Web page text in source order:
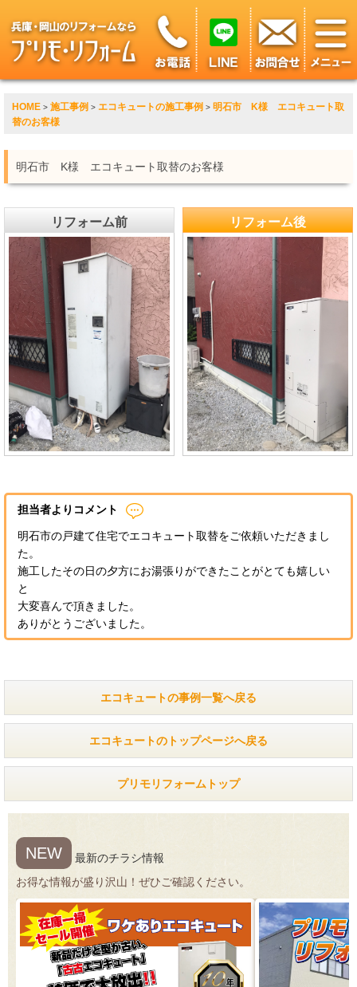
HOME > 施工事例 > エコキュートの施工事例 > 明石市 K様 エコキュート取
替のお客様
明石市 K様 エコキュート取替のお客様
リフォーム前 リフォーム後
担当者よりコメント
明石市の戸建て住宅でエコキュート取替をご依頼いただきまし
た。
施工したその日の夕方にお湯張りができたことがとても嬉しい
と
大変喜んで頂きました。
ありがとうございました。
エコキュートの事例一覧へ戻る
エコキュートのトップページへ戻る
プリモリフォームトップ
NEW
最新のチラシ情報
お得な情報が盛り沢山！ぜひご確認ください。